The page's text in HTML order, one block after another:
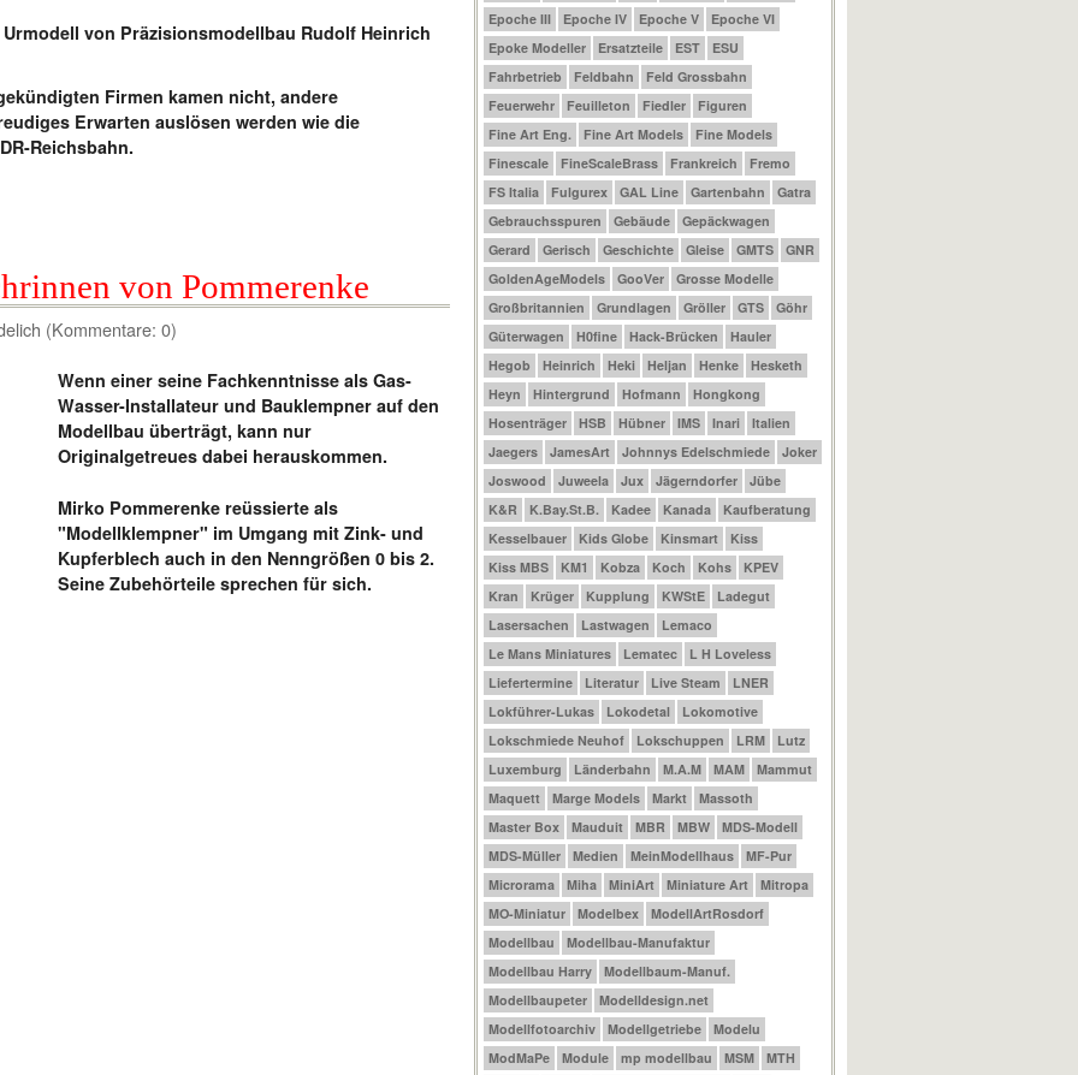
Firmen kamen nicht, andere
Erwarten auslösen werden wie die
Reichsbahn.
von Pommerenke
(Kommentare: 0)
Wenn einer seine Fachkenntnisse als Gas-
Wasser-Installateur und Bauklempner auf den
Modellbau überträgt, kann nur
Originalgetreues dabei herauskommen.
Mirko Pommerenke reüssierte als
"Modellklempner" im Umgang mit Zink- und
Kupferblech auch in den Nenngrößen 0 bis 2.
Seine Zubehörteile sprechen für sich.
Epoche III
Epoche IV Epoche V
Epoche VI
Epoke Modeller
Ersatzteile EST
ESU
Fahrbetrieb
Feldbahn
Feld Grossbahn
Feuerwehr
Feuilleton Fiedler
Figuren
Fine Art Eng.
Fine Art Models
Fine Models
Finescale
FineScaleBrass Frankreich
Fremo
FS Italia
Fulgurex GAL Line Gartenbahn
Gatra
Gebrauchsspuren
Gebäude
Gepäckwagen
Gerard
Gerisch Geschichte Gleise GMTS
GNR
GoldenAgeModels
GooVer
Grosse Modelle
Großbritannien
Grundlagen Gröller GTS
Göhr
Güterwagen
H0fine Hack-Brücken
Hauler
Hegob
Heinrich Heki Heljan Henke
Hesketh
Heyn
Hintergrund Hofmann
Hongkong
Hosenträger
HSB Hübner IMS Inari
Italien
Jaegers
JamesArt Johnnys Edelschmiede
Joker
Joswood
Juweela Jux Jägerndorfer
Jübe
K&R
K.Bay.St.B. Kadee Kanada
Kaufberatung
Kesselbauer
Kids Globe Kinsmart
Kiss
Kiss MBS
KM1 Kobza Koch Kohs
KPEV
Kran
Krüger Kupplung KWStE
Ladegut
Lasersachen
Lastwagen
Lemaco
Le Mans Miniatures
Lematec
L H Loveless
Liefertermine
Literatur Live Steam
LNER
Lokführer-Lukas
Lokodetal
Lokomotive
Lokschmiede Neuhof
Lokschuppen LRM
Lutz
Luxemburg
Länderbahn M.A.M MAM
Mammut
Maquett
Marge Models Markt
Massoth
Master Box
Mauduit MBR MBW
MDS-Modell
MDS-Müller
Medien MeinModellhaus
MF-Pur
Microrama
Miha MiniArt Miniature Art
Mitropa
MO-Miniatur
Modelbex
ModellArtRosdorf
Modellbau
Modellbau-Manufaktur
Modellbau Harry
Modellbaum-Manuf.
Modellbaupeter
Modelldesign.net
Modellfotoarchiv
Modellgetriebe
Modelu
ModMaPe
Module mp modellbau MSM
MTH